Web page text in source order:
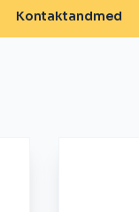
Kontaktandmed